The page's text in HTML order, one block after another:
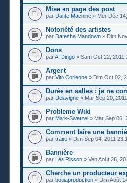
Mise en page des post
par Dante Machine » Mer Déc
Notoriété des artistes
par Daresha Mandown » Dim
Dons
parA. Dingo » Sam Oct 22, 2011
Argent
par Vito Corleone » Dim Oct 02,
Durée en salles : je ne
par Delavigne » Mar Sep 20,
Probleme Wiki
par Mark-Swetzel » Mar Sep 06,
Comment faire une
par trane » Dim Sep 04, 2011
Bannière
par Léa Risson » Ven Août 26,
Cherche un producteur
par bouiaproduction » Dim Août